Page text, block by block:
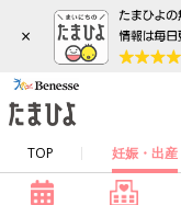
×
TOP 妊娠・出産